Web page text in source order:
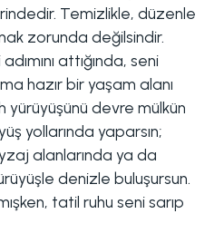
Temizlikle, düzenle
zorunda değilsindir.
attığında, seni
hazır bir yaşam alanı
yürüyüşünü devre mülkün
yollarında yaparsın;
alanlarında ya da
denizle buluşursun.
tatil ruhu seni sarıp